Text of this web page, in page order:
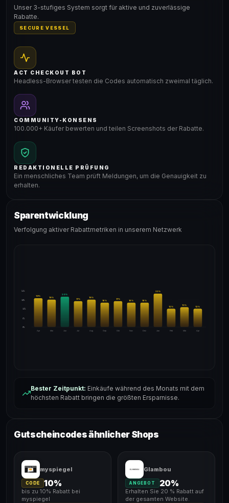
Unser 3-stufiges System sorgt für aktive und zuverlässige
Rabatte.
SECURE VESSEL
ACT CHECKOUT BOT
Headless-Browser testen die Codes automatisch zweimal täglich.
COMMUNITY-KONSENS
100.000+ Käufer bewerten und teilen Screenshots der Rabatte.
REDAKTIONELLE PRÜFUNG
Ein menschliches Team prüft Meldungen, um die Genauigkeit zu
erhalten.
Sparentwicklung
Verfolgung aktiver Rabattmetriken in unserem Netzwerk
24%
18%
12%
6%
0%
Apr
19%
Mai
18%
Jun
20%
Jul
17%
Aug
18%
Sep
16%
Okt
17%
Nov
16%
Dez
16%
Jan
22%
Feb
12%
Mär
13%
Apr
12%
Bester Zeitpunkt: Einkäufe während des Monats mit dem
höchsten Rabatt bringen die größten Ersparnisse.
Gutscheincodes ähnlicher Shops
myspiegel
CODE 10%
bis zu 10% Rabatt bei
myspiegel
Glambou
ANGEBOT 20%
Erhalten Sie 20 % Rabatt auf
der gesamten Website.